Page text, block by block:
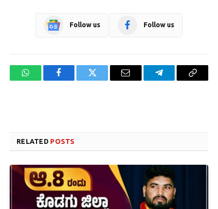
Follow us Follow us
WhatsAppFacebookTwitter Email TelegramCopy
RELATED POSTS